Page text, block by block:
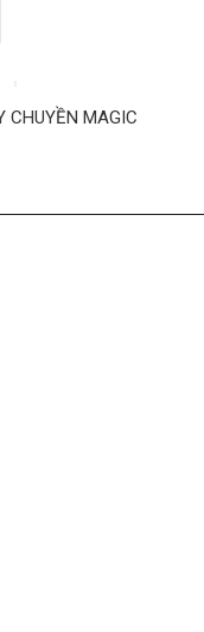
CHUYỀN MAGIC